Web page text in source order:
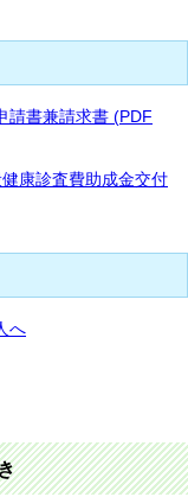
請書兼請求書 (PDF
康診査費助成金交付
へ